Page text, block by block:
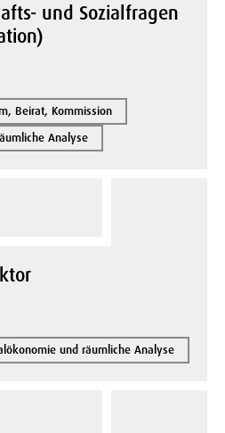
und Sozialfragen
Beirat, Kommission
Analyse
und räumliche Analyse